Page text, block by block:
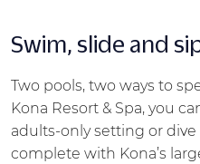
Swim, slide and
Two pools, two ways to
Kona Resort & Spa, you
adults-only setting or
complete with Kona’s